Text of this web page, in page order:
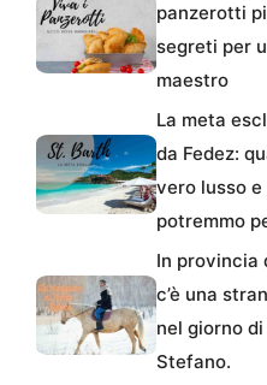
panzerotti
segreti per
maestro
La meta
da Fedez:
vero lusso
potremmo
In provincia
c’è una
nel giorno
Stefano.